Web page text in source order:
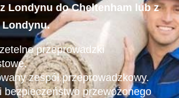
Londynu do Cheltenham lub z
Londynu.
przeprowadzki
zespół przeprowadzkowy.
bezpieczeństwo przewożonego